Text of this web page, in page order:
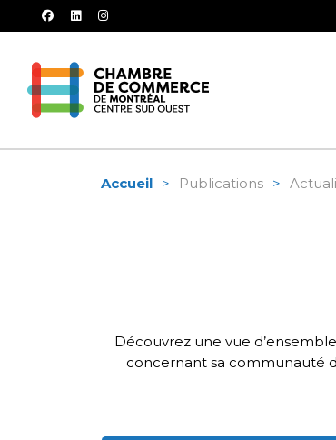
facebooklinkedininstagram
Accueil Publications
Découvrez une vue
concernant sa communauté